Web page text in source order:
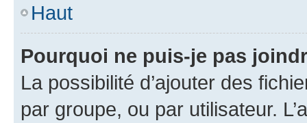
Haut
Pourquoi ne puis-je pas
La possibilité d’ajouter des
par groupe, ou par utilisateur.